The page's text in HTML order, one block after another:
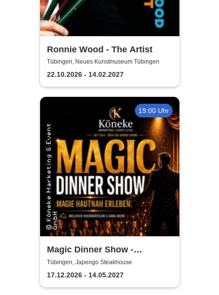
Ronnie Wood - The Artist
Tübingen, Neues Kunstmuseum Tübingen
22.10.2026 - 14.02.2027
19:00 Uhr
Magic Dinner Show -
Exklusive
Erlebnisgastronomie | Seit 14
Jahren & über 500 Magic
Tübingen, Japengo Steakhouse
17.12.2026 - 14.05.2027